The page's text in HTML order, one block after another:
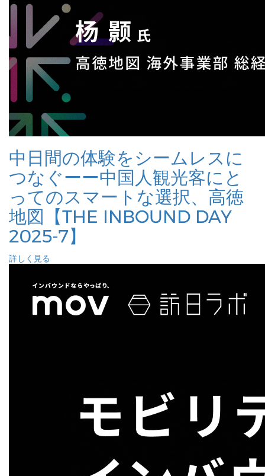
中日間の体験をシームレスに
つなぐーー中国人観光客にと
ってのスマートな選択、高徳
地図【THE INBOUND DAY
2025-7】
詳しく見る